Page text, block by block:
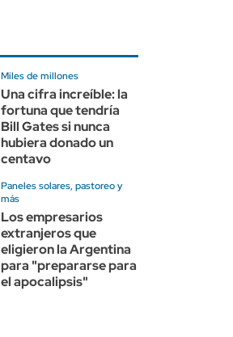
Miles de millones
Una cifra increíble: la
fortuna que tendría
Bill Gates si nunca
hubiera donado un
centavo
Paneles solares, pastoreo y
más
Los empresarios
extranjeros que
eligieron la Argentina
para "prepararse para
el apocalipsis"